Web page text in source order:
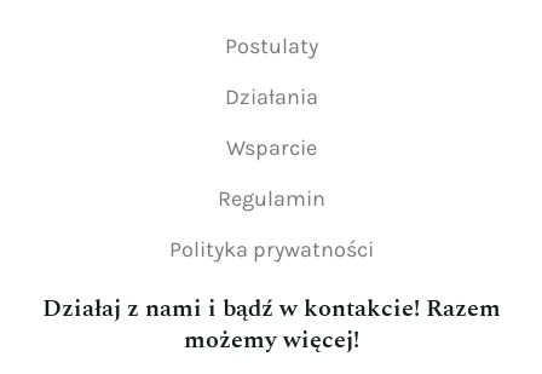
Postulaty
Działania
Wsparcie
Regulamin
Polityka prywatności
Działaj z nami i bądź w kontakcie! Razem
możemy więcej!